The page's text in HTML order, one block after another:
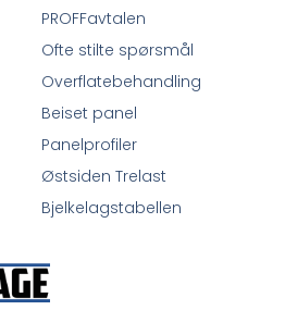
PROFFavtalen
Ofte stilte spørsmål
Overflatebehandling
Beiset panel
Panelprofiler
Østsiden Trelast
Bjelkelagstabellen